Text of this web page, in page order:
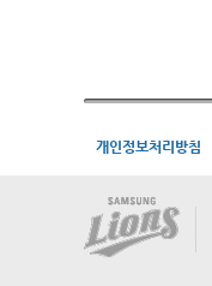
개인정보처리방침